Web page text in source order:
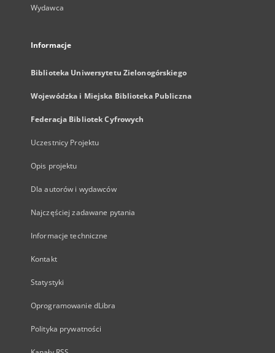
Wydawca
Informacje
Biblioteka Uniwersytetu Zielonogórskiego
Wojewódzka i Miejska Biblioteka Publiczna
Federacja Bibliotek Cyfrowych
Uczestnicy Projektu
Opis projektu
Dla autorów i wydawców
Najczęściej zadawane pytania
Informacje techniczne
Kontakt
Statystyki
Oprogramowanie dLibra
Polityka prywatności